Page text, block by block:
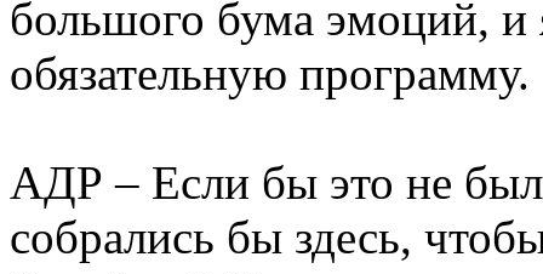
большого бума эмоций, и
обязательную программу.
АДР – Если бы это не
собрались бы здесь,